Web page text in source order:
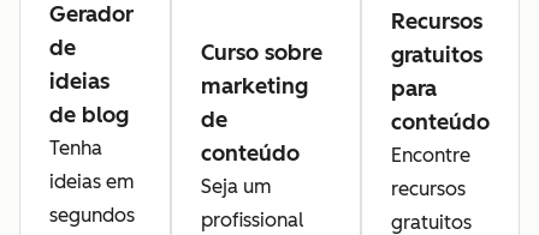
Gerador
de
ideias
de blog
Tenha
ideias em
segundos
Curso sobre
marketing
de
conteúdo
Seja um
profissional
Recursos
gratuitos
para
conteúdo
Encontre
recursos
gratuitos